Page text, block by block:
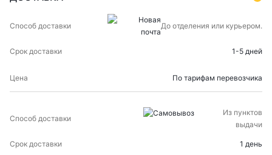
ДОСТАВКИДОСТАВКИ
ЦЕНА До отделения или курьером.
1-5 дней
По тарифам перевозчика
Из пунктов
выдачи
1 день